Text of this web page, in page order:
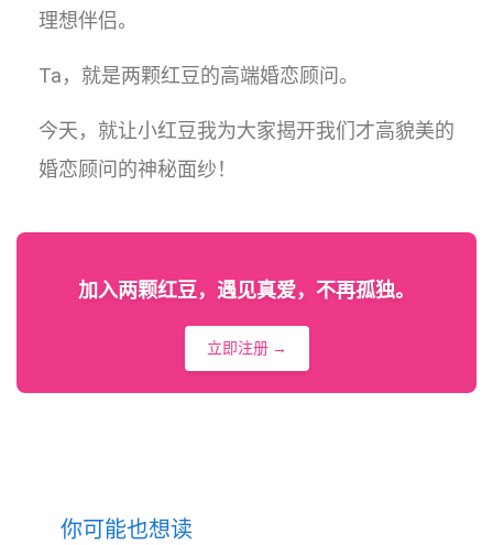
理想伴侣。
Ta，就是两颗红豆的高端婚恋顾问。
今天，就让小红豆我为大家揭开我们才高貌美的
婚恋顾问的神秘面纱！
加入两颗红豆，遇见真爱，不再孤独。
立即注册 →
你可能也想读